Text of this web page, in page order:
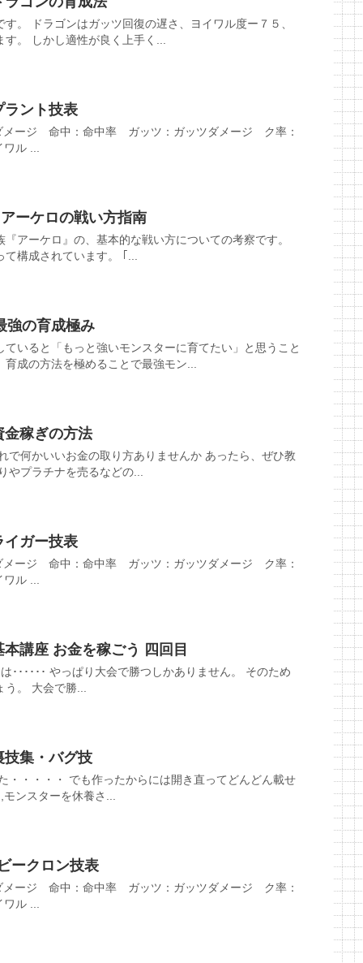
。 ドラゴンはガッツ回復の遅さ、ヨイワル度ー７５、
。 しかし適性が良く上手く...
ラント技表
ージ 命中：命中率 ガッツ：ガッツダメージ ク率：
ル ...
ーケロの戦い方指南
アーケロ』の、基本的な戦い方についての考察です。
構成されています。 ｢...
強の育成極み
いると「もっと強いモンスターに育てたい」と思うこと
成の方法を極めることで最強モン...
金稼ぎの方法
で何かいいお金の取り方ありませんか あったら、ぜひ教
やプラチナを売るなどの...
イガー技表
ージ 命中：命中率 ガッツ：ガッツダメージ ク率：
ル ...
講座 お金を稼ごう 四回目
･･････ やっぱり大会で勝つしかありません。 そのため
。 大会で勝...
技集・バグ技
・・・・・ でも作ったからには開き直ってどんどん載せ
ンスターを休養さ...
ークロン技表
ージ 命中：命中率 ガッツ：ガッツダメージ ク率：
ル ...